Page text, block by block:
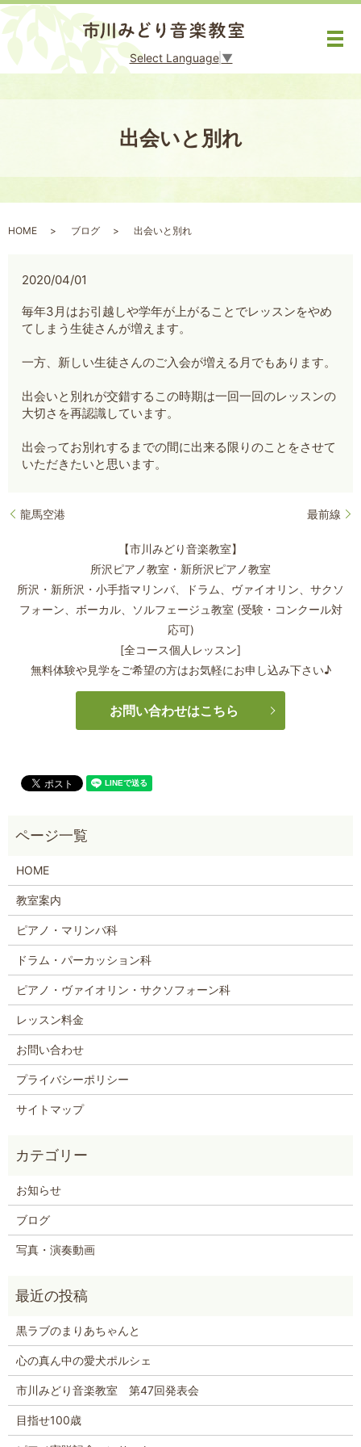
Select Language ▼
メ
出会いと別れ
HOME ブログ 出会いと別れ
2020/04/01
毎年3月はお引越しや学年が上がることでレッスンをやめ
てしまう生徒さんが増えます。
一方、新しい生徒さんのご入会が増える月でもあります。
出会いと別れが交錯するこの時期は一回一回のレッスンの
大切さを再認識しています。
出会ってお別れするまでの間に出来る限りのことをさせて
いただきたいと思います。
龍馬空港 最前線
【市川みどり音楽教室】
所沢ピアノ教室・新所沢ピアノ教室
所沢・新所沢・小手指マリンバ、ドラム、ヴァイオリン、サクソ
フォーン、 ボーカル、ソルフェージュ教室 (受験・コンクール対
応可)
[全コース個人レッスン]
無料体験や見学をご希望の方はお気軽にお申し込み下さい♪
お問い合わせはこちら
HOME
教室案内
ピアノ・マリンバ科
ドラム・パーカッション科
ピアノ・ヴァイオリン・サクソフォーン科
レッスン料金
お問い合わせ
プライバシーポリシー
サイトマップ
お知らせ
ブログ
写真・演奏動画
黒ラブのまりあちゃんと
心の真ん中の愛犬ポルシェ
市川みどり音楽教室 第47回発表会
目指せ100歳